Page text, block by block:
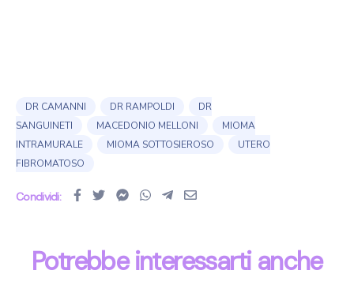
DR CAMANNI DR RAMPOLDI
DR
SANGUINETI
MACEDONIO MELLONI
MIOMA
INTRAMURALE
MIOMA SOTTOSIEROSO
UTERO
FIBROMATOSO
Condividi:
Potrebbe interessarti anche